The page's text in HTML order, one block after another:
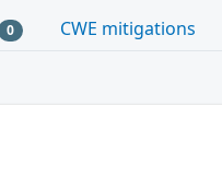
0 CWE mitigations